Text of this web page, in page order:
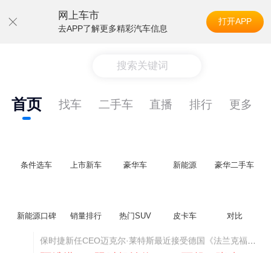
网上车市
去APP了解更多精彩汽车信息
打开APP
搜索关键词
首页 找车 二手车 直播 排行 更多
条件选车 上市新车 豪华车 新能源 豪华二手车
新能源口碑 销量排行 热门SUV 皮卡车 对比
阿维塔07L限时权益价21.99万起，张凌赫成首位车主